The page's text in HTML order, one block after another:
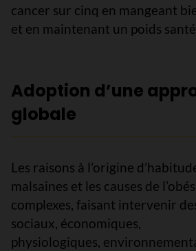
cancer sur cinq en mangeant
et en maintenant un poids
Adoption d’une
globale
Les raisons à l’origine
malsaines et les causes de
complexes, faisant intervenir
sociaux, économiques,
physiologiques,